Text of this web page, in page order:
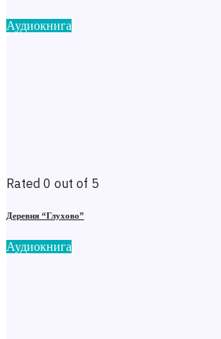
Аудиокнига
Rated 0 out of 5
Деревня “Глухово”
Аудиокнига